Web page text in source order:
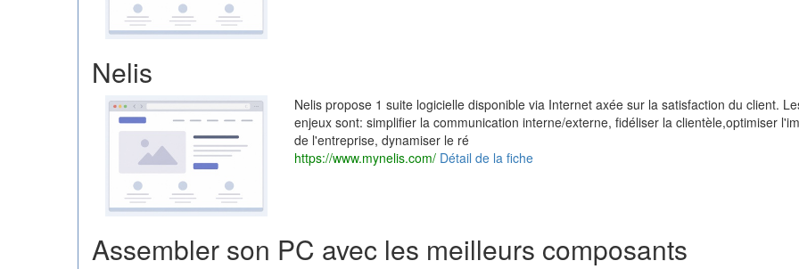
Nelis
Nelis propose 1 suite logicielle disponible via Internet axée sur la satisfaction du client.
enjeux sont: simplifier la communication interne/externe, fidéliser la clientèle,optimiser
de l'entreprise, dynamiser le ré
https://www.mynelis.com/ Détail de la fiche
Assembler son PC avec les meilleurs composants